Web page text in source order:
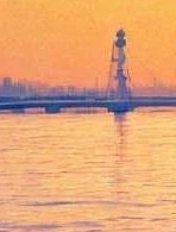
вечером в
высоты во время
MGM Grand
в 30-
сообщает